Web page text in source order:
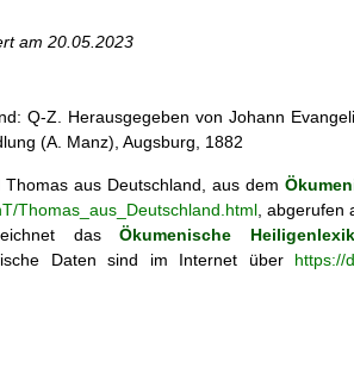
am 20.05.2023
Q-Z. Herausgegeben von Johann
(A. Manz), Augsburg, 1882
Thomas aus Deutschland, aus dem
Thomas_aus_Deutschland.html ,
dasÖkumenische
Daten sind im Internet über https://